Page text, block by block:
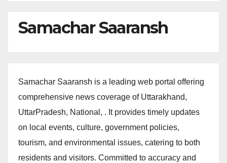
Samachar Saaransh
Samachar Saaransh is a leading web portal offering
comprehensive news coverage of Uttarakhand,
UttarPradesh, National, . It provides timely updates
on local events, culture, government policies,
tourism, and environmental issues, catering to both
residents and visitors. Committed to accuracy and